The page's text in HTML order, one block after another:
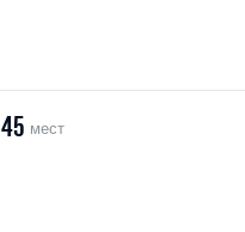
45 мест